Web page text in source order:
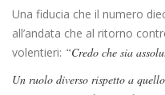
Una fiducia che il numero
all’andata che al ritorno
volentieri: “Credo che sia
Un ruolo diverso rispetto a